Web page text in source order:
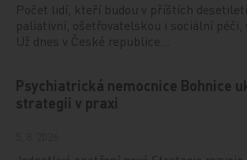
Počet lidí, kteří budou v příštích
paliativní, ošetřovatelskou i sociální péči,
Už dnes v České republice…
Psychiatrická nemocnice Bohnice
strategii v praxi